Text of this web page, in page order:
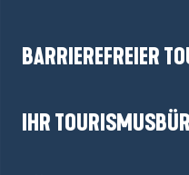
BARRIEREFREIER
IHR